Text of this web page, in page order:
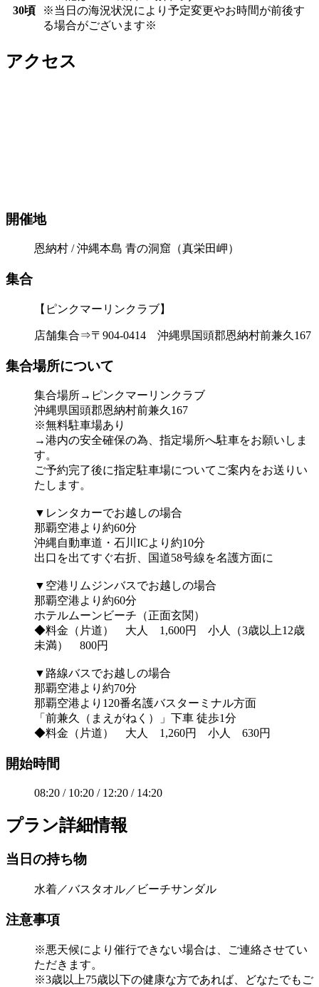
30頃
※当日の海況状況により予定変更やお時間が前後す
る場合がございます※
アクセス
開催地
恩納村 / 沖縄本島 青の洞窟（真栄田岬）
集合
【ピンクマーリンクラブ】
店舗集合⇒〒904-0414 沖縄県国頭郡恩納村前兼久167
集合場所について
集合場所→ピンクマーリンクラブ
沖縄県国頭郡恩納村前兼久167
※無料駐車場あり
→港内の安全確保の為、指定場所へ駐車をお願いしま
す。
ご予約完了後に指定駐車場についてご案内をお送りい
たします。
▼レンタカーでお越しの場合
那覇空港より約60分
沖縄自動車道・石川ICより約10分
出口を出てすぐ右折、国道58号線を名護方面に
▼空港リムジンバスでお越しの場合
那覇空港より約60分
ホテルムーンビーチ（正面玄関）
◆料金（片道） 大人 1,600円 小人（3歳以上12歳
未満） 800円
▼路線バスでお越しの場合
那覇空港より約70分
那覇空港より120番名護バスターミナル方面
「前兼久（まえがねく）」下車 徒歩1分
◆料金（片道） 大人 1,260円 小人 630円
開始時間
08:20 / 10:20 / 12:20 / 14:20
プラン詳細情報
当日の持ち物
水着／バスタオル／ビーチサンダル
注意事項
※悪天候により催行できない場合は、ご連絡させてい
ただきます。
※3歳以上75歳以下の健康な方であれば、どなたでもご